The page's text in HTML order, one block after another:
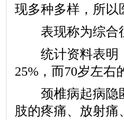
现多种多样，所以
表现称为综合征
统计资料表明，
25%，而70岁左右
颈椎病起病隐匿
肢的疼痛、放射